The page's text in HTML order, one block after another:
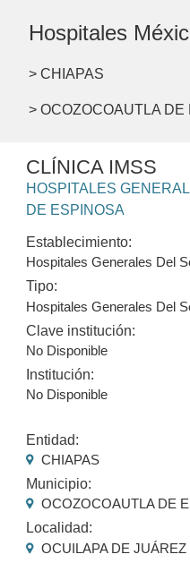
Hospitales
> CHIAPAS
> OCOZOCOAUTLA DE
CLÍNICA IMSS
HOSPITALES
DE ESPINOSA
Establecimiento:
Hospitales Generales Del
Tipo:
Hospitales Generales Del
Clave institución:
No Disponible
Institución:
No Disponible
Entidad:
CHIAPAS
Municipio:
OCOZOCOAUTLA DE
Localidad:
OCUILAPA DE JUÁREZ